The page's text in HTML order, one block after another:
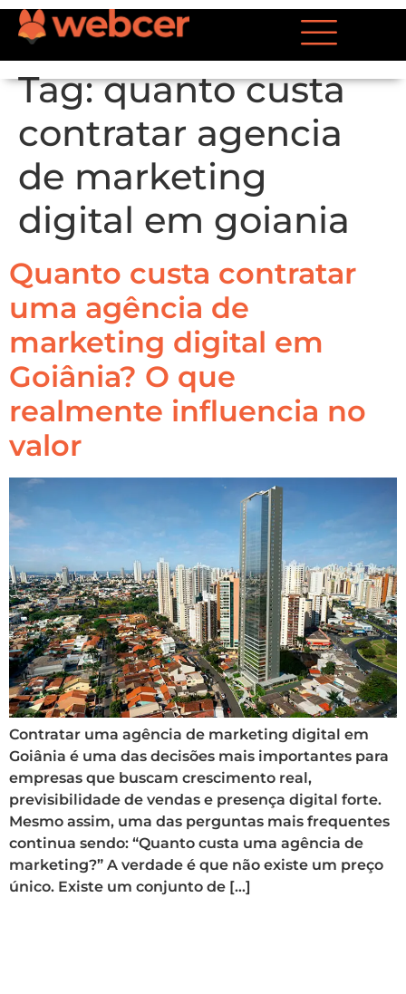
Tag:quanto custa
contratar agencia
de marketing
digital em goiania
Quanto custa contratar
uma agência de
marketing digital em
Goiânia? O que
realmente influencia no
valor
Contratar uma agência de marketing digital em
Goiânia é uma das decisões mais importantes para
empresas que buscam crescimento real,
previsibilidade de vendas e presença digital forte.
Mesmo assim, uma das perguntas mais frequentes
continua sendo: “Quanto custa uma agência de
marketing?” A verdade é que não existe um preço
único. Existe um conjunto de […]